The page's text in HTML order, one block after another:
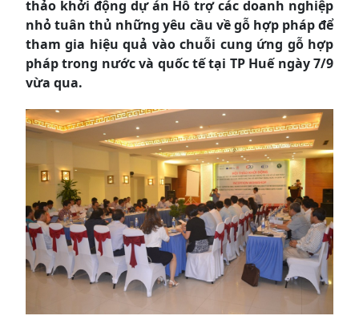
thảo khởi động dự án Hỗ trợ các doanh nghiệp
nhỏ tuân thủ những yêu cầu về gỗ hợp pháp để
tham gia hiệu quả vào chuỗi cung ứng gỗ hợp
pháp trong nước và quốc tế tại TP Huế ngày 7/9
vừa qua.